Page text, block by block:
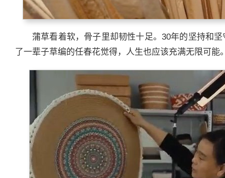
蒲草看着软，骨子里却韧性十足。30年的坚持和
了一辈子草编的任春花觉得，人生也应该充满无限可能